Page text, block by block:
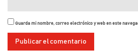
Guarda mi nombre, correo electrónico y web en este